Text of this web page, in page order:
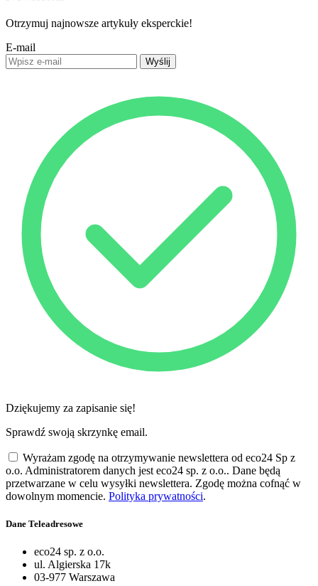
Otrzymuj najnowsze artykuły eksperckie!
E-mail
Wyślij
Dziękujemy za zapisanie się!
Sprawdź swoją skrzynkę email.
Wyrażam zgodę na otrzymywanie newslettera od eco24 Sp z
o.o. Administratorem danych jest eco24 sp. z o.o.. Dane będą
przetwarzane w celu wysyłki newslettera. Zgodę można cofnąć w
dowolnym momencie. Polityka prywatności.
Dane Teleadresowe
eco24 sp. z o.o.
ul. Algierska 17k
03-977 Warszawa